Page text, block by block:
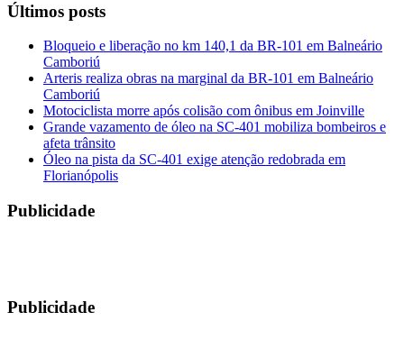
Últimos posts
Bloqueio e liberação no km 140,1 da BR-101 em Balneário
Camboriú
Arteris realiza obras na marginal da BR-101 em Balneário
Camboriú
Motociclista morre após colisão com ônibus em Joinville
Grande vazamento de óleo na SC-401 mobiliza bombeiros e
afeta trânsito
Óleo na pista da SC-401 exige atenção redobrada em
Florianópolis
Publicidade
Publicidade